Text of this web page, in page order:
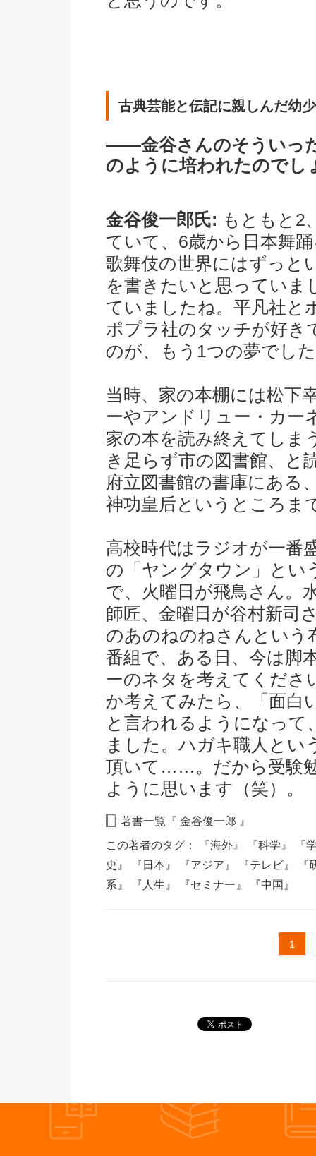
古典芸能と伝記に親しんだ幼
――金谷さんのそういっ
のように培われたのでし
金谷俊一郎氏: もともと2
ていて、6歳から日本舞
歌舞伎の世界にはずっと
を書きたいと思っていま
ていましたね。平凡社と
ポプラ社のタッチが好き
のが、もう1つの夢でし
当時、家の本棚には松下
ーやアンドリュー・カー
家の本を読み終えてしま
き足らず市の図書館、と
府立図書館の書庫にある
神功皇后というところま
高校時代はラジオが一番
の「ヤングタウン」とい
で、火曜日が飛鳥さん。
師匠、金曜日が谷村新司
のあのねのねさんという
番組で、ある日、今は脚
ーのネタを考えてくださ
か考えてみたら、「面白
と言われるようになって
ました。ハガキ職人とい
頂いて……。だから受験
ように思います（笑）。
著書一覧『 金谷俊一郎 』
この著者のタグ：
『海外』 『科学』
『
史』
『日本』 『アジア』 『テレビ』
系』
『人生』 『セミナー』 『中国』
1